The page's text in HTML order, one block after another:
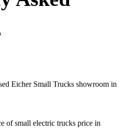
Eicher Small Trucks showroom in
can locate the nearest branch using
of small electric trucks price in